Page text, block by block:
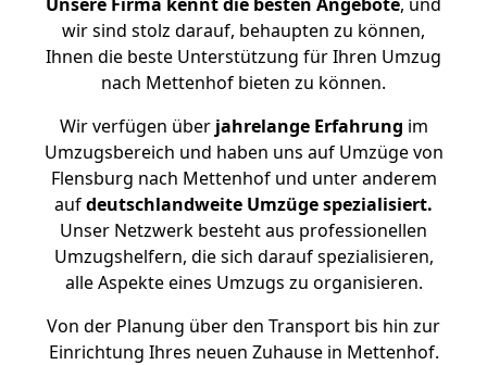
wir sind stolz darauf, behaupten zu können,
Ihnen die beste Unterstützung für Ihren Umzug
nach Mettenhof bieten zu können.
Wir verfügen überjahrelange Erfahrung im
Umzugsbereich und haben uns auf Umzüge von
Flensburg nach Mettenhof und unter anderem
aufdeutschlandweite Umzüge spezialisiert.
Unser Netzwerk besteht aus professionellen
Umzugshelfern, die sich darauf spezialisieren,
alle Aspekte eines Umzugs zu organisieren.
Von der Planung über den Transport bis hin zur
Einrichtung Ihres neuen Zuhause in Mettenhof.